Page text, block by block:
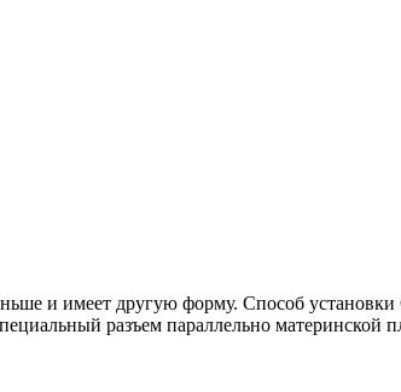
и имеет другую форму. Способ
разъем параллельно материнской